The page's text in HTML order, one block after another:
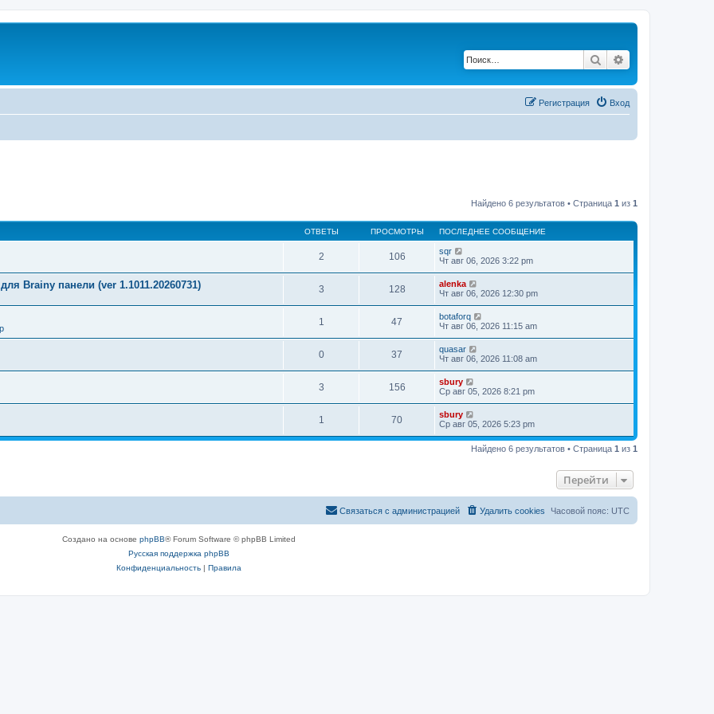
Поиск
Вход
Регистрация
Найдено 6 результатов • Страница 1 из 1
ОТВЕТЫ ПРОСМОТРЫ ПОСЛЕДНЕЕ СООБЩЕНИЕ
2 106
sqr
Чт авг 06, 2026 3:22 pm
Brainy панели (ver 1.1011.20260731) 3 128
alenka
Чт авг 06, 2026 12:30 pm
1 47
botaforq
Чт авг 06, 2026 11:15 am
0 37
quasar
Чт авг 06, 2026 11:08 am
3 156
sbury
Ср авг 05, 2026 8:21 pm
1 70
sbury
Ср авг 05, 2026 5:23 pm
Найдено 6 результатов • Страница 1 из 1
Перейти
Часовой пояс: UTC
Удалить cookies
Связаться с администрацией
Создано на основе phpBB® Forum Software © phpBB Limited
Русская поддержка phpBB
Конфиденциальность| Правила